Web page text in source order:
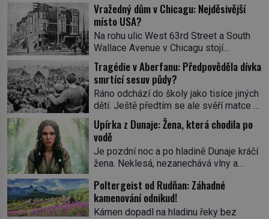
Vražedný dům v Chicagu: Nejděsivější
místo USA?
Na rohu ulic West 63rd Street a South
Wallace Avenue v Chicagu stojí
nenápadná pošta. Nemá žádný speciální
nápis ani pamětní desku. A přesto prý
místní zaměstnanci neradi chodí do
sklepa. Právě tady totiž sídlil sériový
vrah H. H. Holmes a také
nejpropracovanější past na lidi
v dějinách americké kriminalistiky.
Herman Webster Mudgett (1861–1896)
přijíždí […]
Tragédie v Aberfanu: Předpověděla dívka
smrtící sesuv půdy?
Ráno odchází do školy jako tisíce jiných
dětí. Ještě předtím se ale svěří matce s
podivným snem. Ve škole, kterou dobře
zná, tentokrát nevidí budovu ani
spolužáky. Místo nich se před ní tyčí
cosi temného. O několik hodin později je
mrtvá. Mohla devítiletá Zahlédla vlastní
vesnice Aberfan […]
Upírka z Dunaje: Žena, která chodila po
vodě
Je pozdní noc a po hladině Dunaje kráčí
žena. Neklesá, nezanechává vlny a
pod ní byla dlažbou. Muž, který ji z
břehu pozoruje, ji údajně poznává, jenže
Ruža Vlajna má být v tu chvíli mrtvá celé
Poltergeist od Rudňan: Záhadné
kamenování odnikud!
Kámen dopadl na hladinu řeky bez